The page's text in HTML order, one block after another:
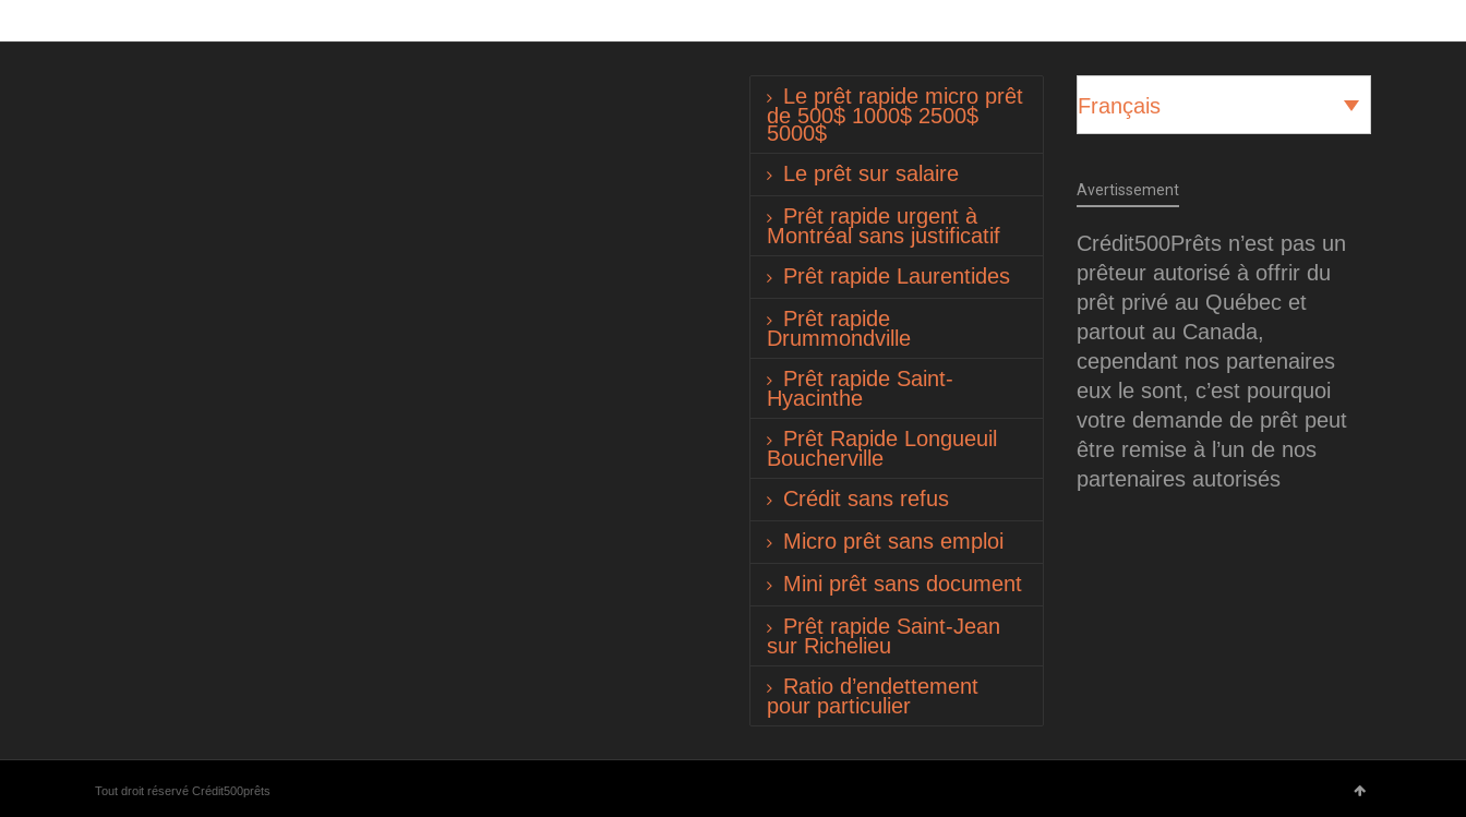
Le prêt rapide micro prêt
de 500$ 1000$ 2500$
5000$
Le prêt sur salaire
Prêt rapide urgent à
Montréal sans justificatif
Prêt rapide Laurentides
Prêt rapide
Drummondville
Prêt rapide Saint-
Hyacinthe
Prêt Rapide Longueuil
Boucherville
Crédit sans refus
Micro prêt sans emploi
Mini prêt sans document
Prêt rapide Saint-Jean
sur Richelieu
Ratio d’endettement
pour particulier
Français
Avertissement
Crédit500Prêts n’est pas un
prêteur autorisé à offrir du
prêt privé au Québec et
partout au Canada,
cependant nos partenaires
eux le sont, c’est pourquoi
votre demande de prêt peut
être remise à l’un de nos
partenaires autorisés
Tout droit réservé Crédit500prêts